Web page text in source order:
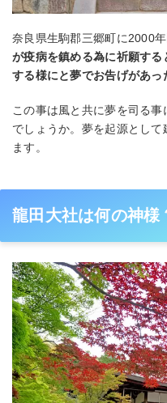
奈良県生駒郡三郷町に2000
が疫病を鎮める為に祈願す
する様にと夢でお告げがあっ
この事は風と共に夢を司る
でしょうか。夢を起源とし
ます。
龍田大社は何の神様